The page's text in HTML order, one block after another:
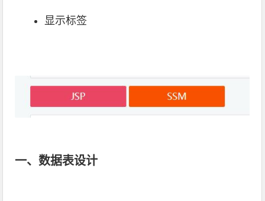
显示标签
一、数据表设计